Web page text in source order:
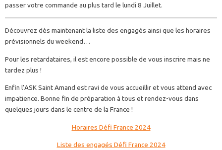
passer votre commande au plus tard le lundi 8 Juillet.
Découvrez dès maintenant la liste des engagés ainsi que les horaires
prévisionnels du weekend…
Pour les retardataires, il est encore possible de vous inscrire mais ne
tardez plus !
Enfin l’ASK Saint Amand est ravi de vous accueillir et vous attend avec
impatience. Bonne fin de préparation à tous et rendez-vous dans
quelques jours dans le centre de la France !
Horaires Défi France 2024
Liste des engagés Défi France 2024